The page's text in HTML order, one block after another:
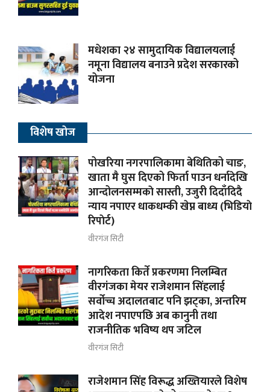
मधेशका २४ सामुदायिक विद्यालयलाई
नमूना विद्यालय बनाउने प्रदेश सरकारको
योजना
विशेष खोज
पोखरिया नगरपालिकामा बेथितिको चाङ,
खाता मै घुस दिएको फिर्ता पाउन धर्नादेखि
आन्दोलनसम्मकाे सास्ती, उजुरी दिदाँदिदै
न्याय नपाएर धाकधम्की खेप्न बाध्य (भिडियाे
रिपाेर्ट)
वीरगंज सिटी
नागरिकता किर्ते प्रकरणमा निलम्बित
वीरगंजका मेयर राजेशमान सिंहलाई
सर्वोच्च अदालतबाट पनि झट्का, अन्तरिम
आदेश नपाएपछि अब कानुनी तथा
राजनीतिक भविष्य थप जटिल
वीरगंज सिटी
राजेशमान सिंह विरूद्ध अख्तियारले विशेष